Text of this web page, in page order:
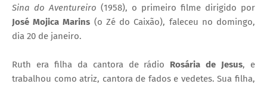
Sina do Aventureiro (1958), o primeiro filme dirigido por
José Mojica Marins (o Zé do Caixão), faleceu no domingo,
dia 20 de janeiro.
Ruth era filha da cantora de rádio Rosária de Jesus, e
trabalhou como atriz, cantora de fados e vedetes. Sua filha,